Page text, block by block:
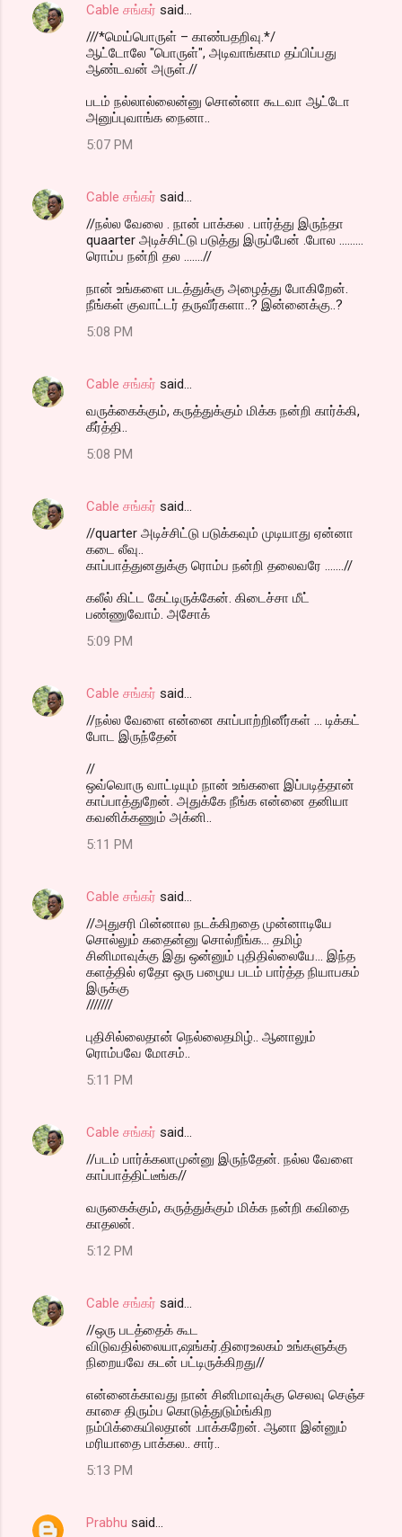
Cable சங்கர் said…
///*மெய்பொருள் – காண்பதறிவு.*/
ஆட்டோலே "பொருள்", அடிவாங்காம தப்பிப்பது
ஆண்டவன் அருள்.//
படம் நல்லால்லைன்னு சொன்னா கூடவா ஆட்டோ
அனுப்புவாங்க நைனா..
5:07 PM
Cable சங்கர் said…
//நல்ல வேலை . நான் பாக்கல . பார்த்து இருந்தா
quaarter அடிச்சிட்டு படுத்து இருப்பேன் .போல .........
ரொம்ப நன்றி தல .......//
நான் உங்களை படத்துக்கு அழைத்து போகிறேன்.
நீங்கள் குவாட்டர் தருவீர்களா..? இன்னைக்கு..?
5:08 PM
Cable சங்கர் said…
வருக்கைக்கும், கருத்துக்கும் மிக்க நன்றி கார்க்கி,
கீர்த்தி..
5:08 PM
Cable சங்கர் said…
//quarter அடிச்சிட்டு படுக்கவும் முடியாது ஏன்னா
கடை லீவு..
காப்பாத்துனதுக்கு ரொம்ப நன்றி தலைவரே .......//
கலீல் கிட்ட கேட்டிருக்கேன். கிடைச்சா மீட்
பண்ணுவோம். அசோக்
5:09 PM
Cable சங்கர் said…
//நல்ல வேளை என்னை காப்பாற்றினீர்கள் ... டிக்கட்
போட இருந்தேன்
//
ஒவ்வொரு வாட்டியும் நான் உங்களை இப்படித்தான்
காப்பாத்துறேன். அதுக்கே நீங்க என்னை தனியா
கவனிக்கணும் அக்னி..
5:11 PM
Cable சங்கர் said…
//அதுசரி பின்னால நடக்கிறதை முன்னாடியே
சொல்லும் கதைன்னு சொல்றீங்க... தமிழ்
சினிமாவுக்கு இது ஒன்னும் புதிதில்லையே... இந்த
களத்தில் ஏதோ ஒரு பழைய படம் பார்த்த நியாபகம்
இருக்கு
///////
புதிசில்லைதான் நெல்லைதமிழ்.. ஆனாலும்
ரொம்பவே மோசம்..
5:11 PM
Cable சங்கர் said…
//படம் பார்க்கலாமுன்னு இருந்தேன். நல்ல வேளை
காப்பாத்திட்டீங்க//
வருகைக்கும், கருத்துக்கும் மிக்க நன்றி கவிதை
காதலன்.
5:12 PM
Cable சங்கர் said…
//ஒரு படத்தைக் கூட
விடுவதில்லையா,ஷங்கர்.திரைஉலகம் உங்களுக்கு
நிறையவே கடன் பட்டிருக்கிறது//
என்னைக்காவது நான் சினிமாவுக்கு செலவு செஞ்ச
காசை திரும்ப கொடுத்துடும்ங்கிற
நம்பிக்கையிலதான் .பாக்கறேன். ஆனா இன்னும்
மரியாதை பாக்கல.. சார்..
5:13 PM
Prabhu said…